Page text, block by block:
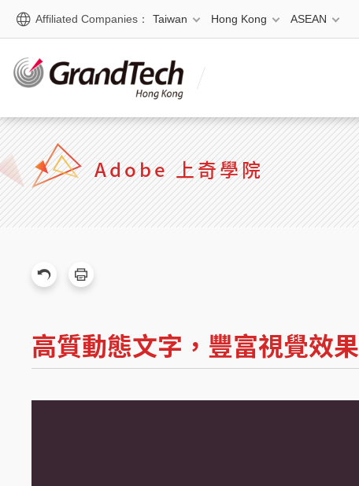
Affiliated Companies： Taiwan Hong Kong ASEAN
Adobe 上奇學院
高質動態文字，豐富視覺效果